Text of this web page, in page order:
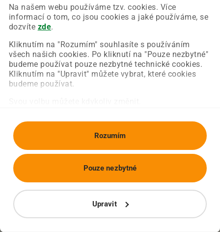
Na našem webu používáme tzv. cookies. Více
informací o tom, co jsou cookies a jaké používáme, se
dozvíte zde.
Kliknutím na "Rozumím" souhlasíte s používáním
všech našich cookies. Po kliknutí na "Pouze nezbytné"
budeme používat pouze nezbytné technické cookies.
Kliknutím na "Upravit" můžete vybrat, které cookies
budeme používat.
Rozumím
Upravit
Pouze nezbytné
Chyba nastala na naší straně a už ji opravujeme.
Zkuste prosím znovu načíst požadovanou stránku.
Obnovit stránku Úvodní strana